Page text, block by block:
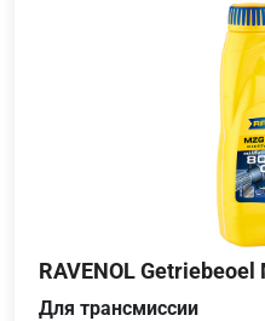
RAVENOL Getriebeoel
Для трансмиссии